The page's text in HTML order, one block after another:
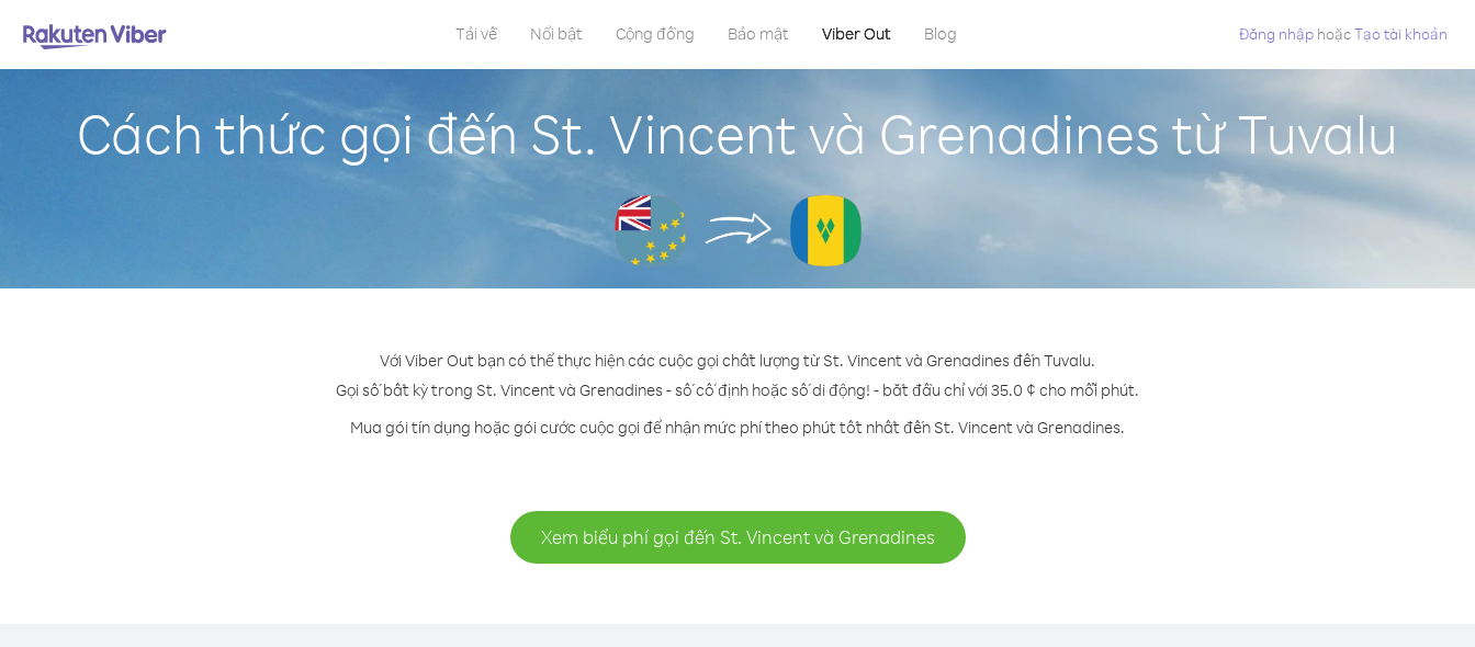
Tải về Nổi bật Cộng đồng Bảo mật Viber Out Blog Đăng nhập hoặcTạo tài khoản
Cách thức gọi đến St. Vincent và Grenadines từ Tuvalu
Với Viber Out bạn có thể thực hiện các cuộc gọi chất lượng từ St. Vincent và Grenadines đến Tuvalu.
Gọi số bất kỳ trong St. Vincent và Grenadines - số cố định hoặc số di động! - bắt đầu chỉ với 35.0 ¢ cho mỗi phút.
Mua gói tín dụng hoặc gói cước cuộc gọi để nhận mức phí theo phút tốt nhất đến St. Vincent và Grenadines.
Xem biểu phí gọi đến St. Vincent và Grenadines